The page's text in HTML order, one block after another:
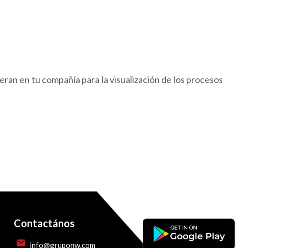
en tu compañía para la visualización de los procesos
Contactános
mail info@gruponw.com